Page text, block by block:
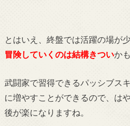
とはいえ、終盤では活躍の場が少
冒険していくのは結構きついか
武闘家で習得できるパッシブス
に増やすことができるので、は
後が楽になりますね。